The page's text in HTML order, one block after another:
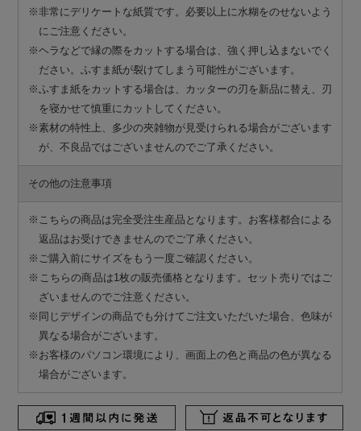
※非常にデリケートな紙質です。必要以上に水糊をのせないよう
にご注意ください。
※ヘラなどで縁の際をカットする場合は、強く押し込まないでく
ださい。ふすま紙が裂けてしまう可能性がございます。
※ふすま紙をカットする場合は、カッターの刃を新品に替え、刃
を寝かせて慎重にカットしてください。
※素材の特性上、多少の夾雑物が見受けられる場合がございます
が、不良品ではございませんのでご了承ください。
その他の注意事項
※こちらの商品は完全受注生産品となります。お客様都合による
返品はお受けできませんのでご了承ください。
※ご購入前にサイズをもう一度ご確認ください。
※こちらの商品は1枚の販売価格となります。セット売りではご
ざいませんのでご注意ください。
※同じデザインの商品でも分けてご注文いただいた場合、色味が
異なる場合がございます。
※お客様のパソコン環境により、画面上の色と商品の色が異なる
場合がございます。